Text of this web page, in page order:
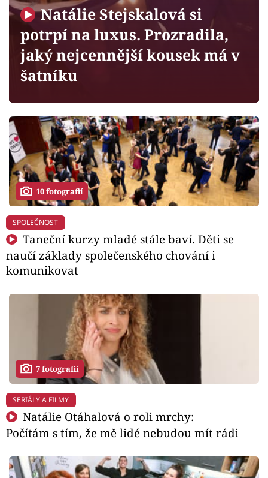
Sledujte prima+
Filmový festival Karlovy Vary
Mámy sobě
Přihlášení
Sledujte nás
Natálie Stejskalová si
potrpí na luxus. Prozradila,
jaký nejcennější kousek má v
šatníku
10 fotografií
SPOLEČNOST
Taneční kurzy mladé stále baví. Děti se
naučí základy společenského chování i
komunikovat
7 fotografií
SERIÁLY A FILMY
Natálie Otáhalová o roli mrchy:
Počítám s tím, že mě lidé nebudou mít rádi